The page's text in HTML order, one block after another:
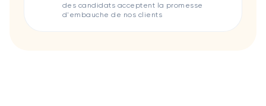
des candidats acceptent la promesse
d'embauche de nos clients